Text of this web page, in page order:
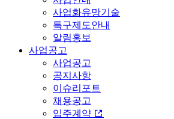
사업화유망기술
특구제도안내
알림홍보
사업공고
사업공고
공지사항
이슈리포트
채용공고
입주계약